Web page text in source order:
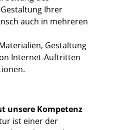
Ihrer
auch in mehreren
Gestaltung
Internet-Auftritten
unsere Kompetenz
ist einer der